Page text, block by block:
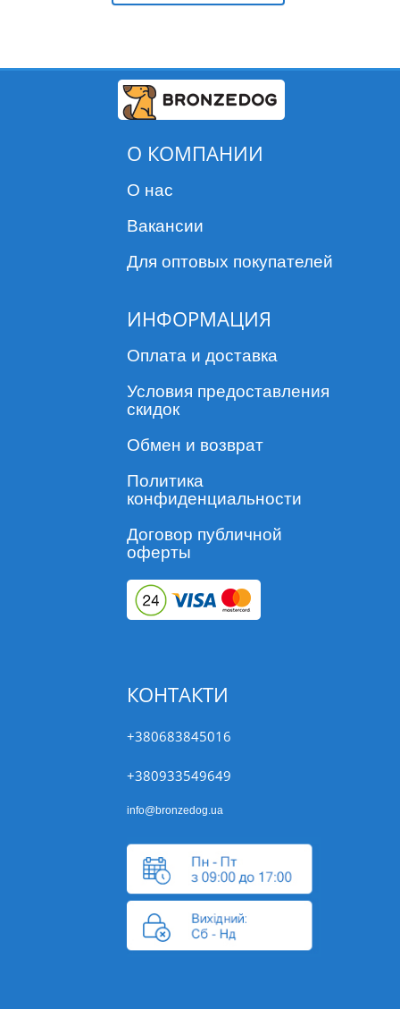
О КОМПАНИИ
О нас
Вакансии
Для оптовых покупателей
ИНФОРМАЦИЯ
Оплата и доставка
Условия предоставления
скидок
Обмен и возврат
Политика
конфиденциальности
Договор публичной
оферты
КОНТАКТИ
+380683845016
+380933549649
info@bronzedog.ua